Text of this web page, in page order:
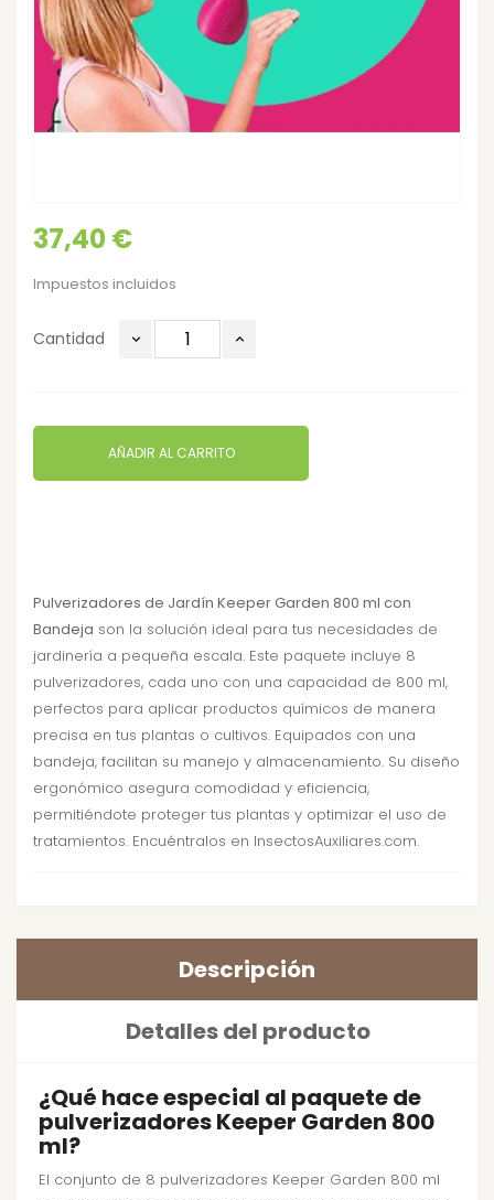
37,40 €
Impuestos incluidos
Cantidad
AÑADIR AL CARRITO
Pulverizadores de Jardín Keeper Garden 800 ml con
Bandeja son la solución ideal para tus necesidades de
jardinería a pequeña escala. Este paquete incluye 8
pulverizadores, cada uno con una capacidad de 800 ml,
perfectos para aplicar productos químicos de manera
precisa en tus plantas o cultivos. Equipados con una
bandeja, facilitan su manejo y almacenamiento. Su diseño
ergonómico asegura comodidad y eficiencia,
permitiéndote proteger tus plantas y optimizar el uso de
tratamientos. Encuéntralos en InsectosAuxiliares.com.
Descripción
Detalles del producto
¿Qué hace especial al paquete de
pulverizadores Keeper Garden 800
ml?
El conjunto de 8 pulverizadores Keeper Garden 800 ml